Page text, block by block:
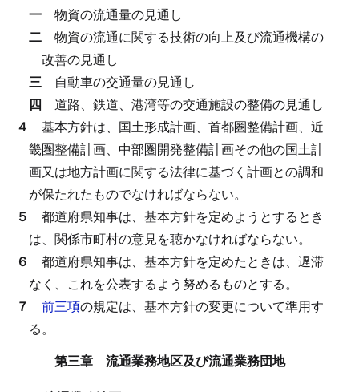
一 物資の流通量の見通し
二 物資の流通に関する技術の向上及び流通機構の
改善の見通し
三 自動車の交通量の見通し
四 道路、鉄道、港湾等の交通施設の整備の見通し
４ 基本方針は、国土形成計画、首都圏整備計画、近
畿圏整備計画、中部圏開発整備計画その他の国土計
画又は地方計画に関する法律に基づく計画との調和
が保たれたものでなければならない。
５ 都道府県知事は、基本方針を定めようとするとき
は、関係市町村の意見を聴かなければならない。
６ 都道府県知事は、基本方針を定めたときは、遅滞
なく、これを公表するよう努めるものとする。
７ 前三項の規定は、基本方針の変更について準用す
る。
第三章 流通業務地区及び流通業務団地